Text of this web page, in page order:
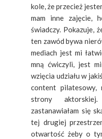
kole, że przecież
mam inne zajęcie,
świadczy. Pokazuje,
ten zawód bywa
mediach jest mi
mną ćwiczyli, jest
wzięcia udziału w
content pilatesowy,
strony
zastanawiałam się
tej drugiej
otwartość żeby o